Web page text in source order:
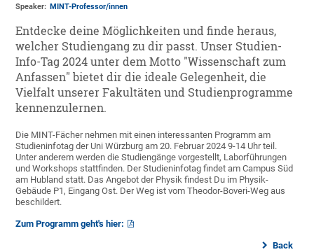
Speaker: MINT-Professor/innen
Entdecke deine Möglichkeiten und finde heraus,
welcher Studiengang zu dir passt. Unser Studien-
Info-Tag 2024 unter dem Motto "Wissenschaft zum
Anfassen" bietet dir die ideale Gelegenheit, die
Vielfalt unserer Fakultäten und Studienprogramme
kennenzulernen.
Die MINT-Fächer nehmen mit einen interessanten Programm am
Studieninfotag der Uni Würzburg am 20. Februar 2024 9-14 Uhr teil.
Unter anderem werden die Studiengänge vorgestellt, Laborführungen
und Workshops stattfinden. Der Studieninfotag findet am Campus Süd
am Hubland statt. Das Angebot der Physik findest Du im Physik-
Gebäude P1, Eingang Ost. Der Weg ist vom Theodor-Boveri-Weg aus
beschildert.
Zum Programm geht's hier:
Back